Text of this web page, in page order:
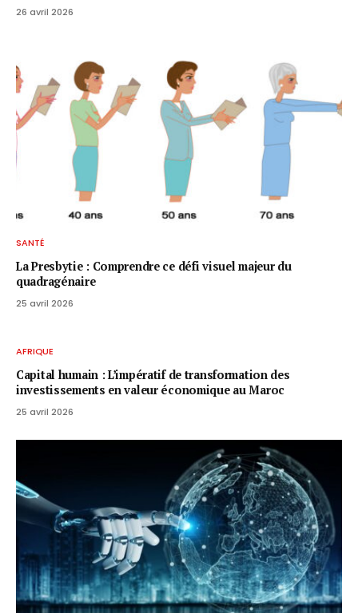
26 avril 2026
SANTÉ
La Presbytie : Comprendre ce défi visuel majeur du
quadragénaire
25 avril 2026
AFRIQUE
Capital humain : L’impératif de transformation des
investissements en valeur économique au Maroc
25 avril 2026